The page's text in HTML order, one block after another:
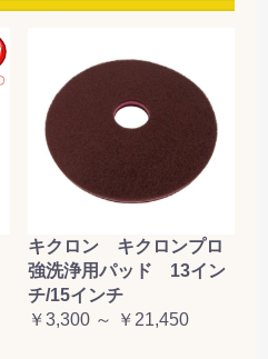
キクロン キクロンプロ
強洗浄用パッド 13イン
チ/15インチ
￥3,300 ～ ￥21,450